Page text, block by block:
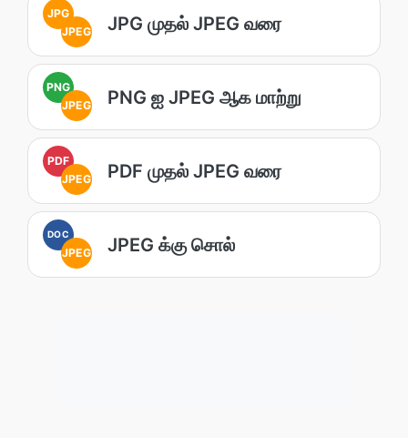
JPG
JPEG
JPG முதல் JPEG வரை
PNG
JPEG
PNG ஐ JPEG ஆக மாற்று
PDF
JPEG
PDF முதல் JPEG வரை
DOC
JPEG JPEG க்கு சொல்